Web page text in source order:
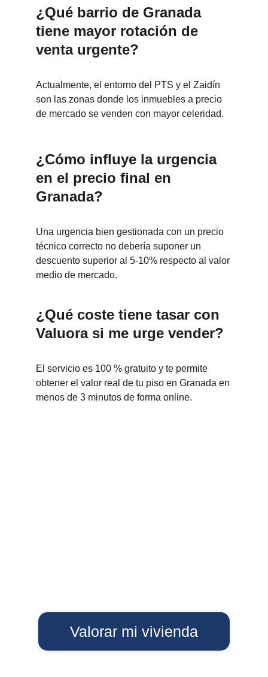
¿Qué barrio de Granada
tiene mayor rotación de
venta urgente?
Actualmente, el entorno del PTS y el Zaidín
son las zonas donde los inmuebles a precio
de mercado se venden con mayor celeridad.
¿Cómo influye la urgencia
en el precio final en
Granada?
Una urgencia bien gestionada con un precio
técnico correcto no debería suponer un
descuento superior al 5-10% respecto al valor
medio de mercado.
¿Qué coste tiene tasar con
Valuora si me urge vender?
El servicio es 100 % gratuito y te permite
obtener el valor real de tu piso en Granada en
menos de 3 minutos de forma online.
Valorar mi vivienda